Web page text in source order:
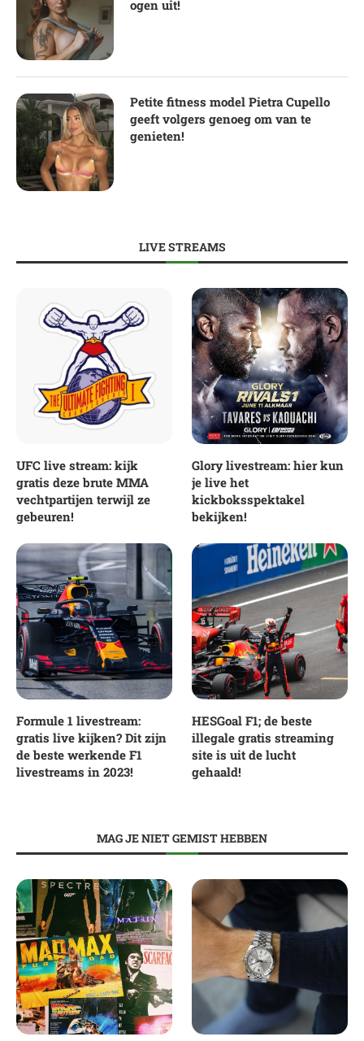
ogen uit!
Petite fitness model Pietra Cupello
geeft volgers genoeg om van te
genieten!
LIVE STREAMS
UFC live stream: kijk
gratis deze brute MMA
vechtpartijen terwijl ze
gebeuren!
Glory livestream: hier kun
je live het
kickboksspektakel
bekijken!
Formule 1 livestream:
gratis live kijken? Dit zijn
de beste werkende F1
livestreams in 2023!
HESGoal F1; de beste
illegale gratis streaming
site is uit de lucht
gehaald!
MAG JE NIET GEMIST HEBBEN